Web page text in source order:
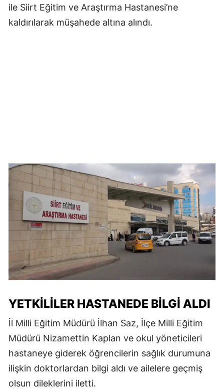
ile Siirt Eğitim ve Araştırma Hastanesi’ne
kaldırılarak müşahede altına alındı.
YETKILILER HASTANEDE BILGI ALDI
İl Milli Eğitim Müdürü İlhan Saz, İlçe Milli Eğitim
Müdürü Nizamettin Kaplan ve okul yöneticileri
hastaneye giderek öğrencilerin sağlık durumuna
ilişkin doktorlardan bilgi aldı ve ailelere geçmiş
olsun dileklerini iletti.